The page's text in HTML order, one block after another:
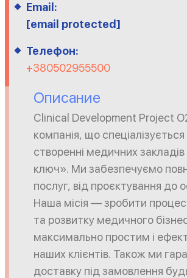
Email:
[email protected]
Телефон:
+380502955500
Описание
Clinical Development Project
компанія, що спеціалізується
створенні медичних закладів
ключ». Ми забезпечуємо
послуг, від проєктування до
Наша місія — зробити процес
та розвитку медичного
максимально простим і
наших клієнтів. Також ми
доставку під замовлення